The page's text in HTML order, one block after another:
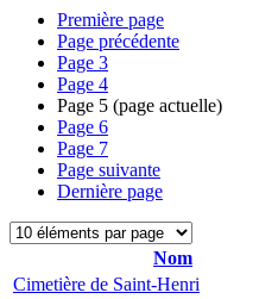
Première page
Page précédente
Page 3
Page 4
Page 5 (page actuelle)
Page 6
Page 7
Page suivante
Dernière page
Nom
Cimetière de Saint-Henri